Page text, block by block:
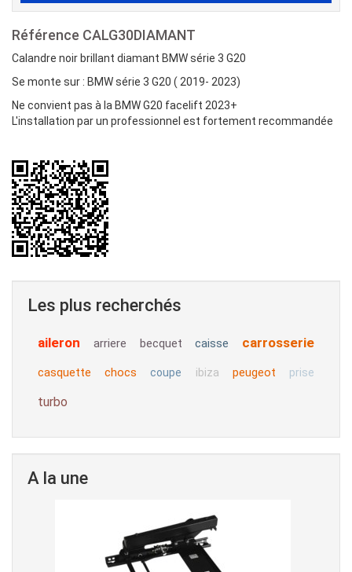
Référence CALG30DIAMANT
Calandre noir brillant diamant BMW série 3 G20
Se monte sur : BMW série 3 G20 ( 2019- 2023)
Ne convient pas à la BMW G20 facelift 2023+
L'installation par un professionnel est fortement recommandée
Les plus recherchés
aileron arriere becquet caisse carrosserie
casquette chocs coupe ibiza peugeot prise
turbo
A la une